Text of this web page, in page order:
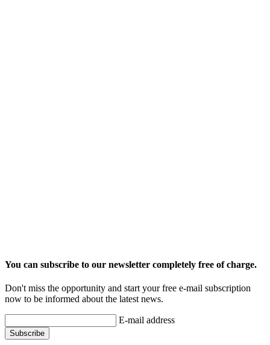
You can subscribe to our newsletter completely free of charge.
Don't miss the opportunity and start your free e-mail subscription
now to be informed about the latest news.
E-mail address